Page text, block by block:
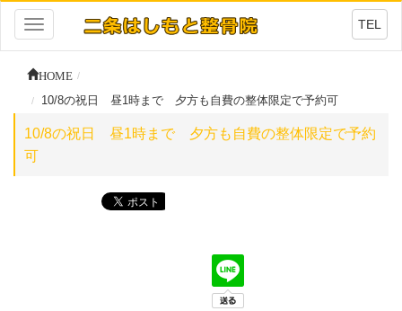
Toggle
navigation
TEL
HOME
10/8の祝日 昼1時まで 夕方も自費の整体限定で予約可
10/8の祝日 昼1時まで 夕方も自費の整体限定で予約
可